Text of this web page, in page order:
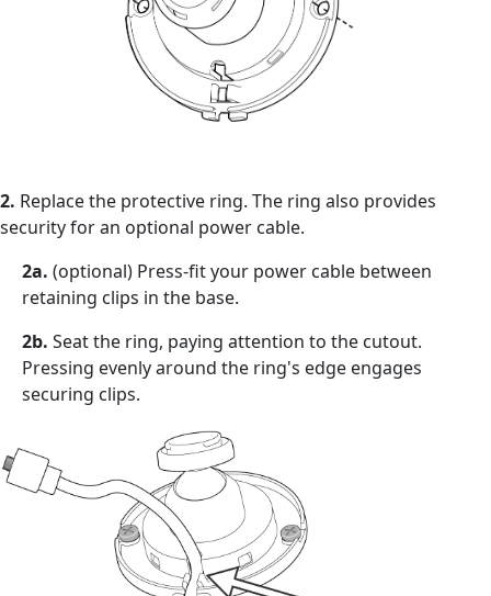
2. Replace the protective ring. The ring also provides
security for an optional power cable.
2a. (optional) Press-fit your power cable between
retaining clips in the base.
2b. Seat the ring, paying attention to the cutout.
Pressing evenly around the ring's edge engages
securing clips.